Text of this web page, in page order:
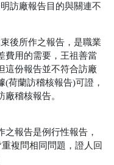
訪廠報告目的與關連不
後所作之報告，是職業
費用的需要，王祖善當
這份報告並不符合訪廠
荷蘭訪稽核報告)可證，
廠稽核報告。
報告是例行性報告，
複問相同問題，證人回